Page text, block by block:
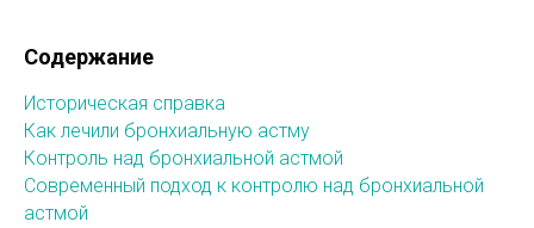
Содержание
Историческая справка
Как лечили бронхиальную астму
Контроль над бронхиальной астмой
Современный подход к контролю над бронхиальной
астмой